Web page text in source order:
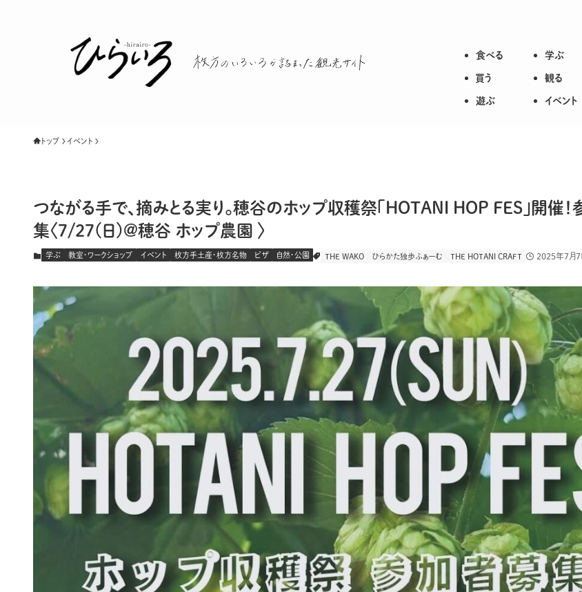
枚方のいろいろが詰まった観光サイト
食べる
買う
遊ぶ
学ぶ
観る
イベント
トップ イベント
つながる手で、摘みとる実り。穂谷のホップ収穫祭「HOTANI HOP FES」開催
集〈7/27(日)@穂谷 ホップ農園 〉
学ぶ 教室・ワークショップ イベント 枚方手土産・枚方名物 ピザ 自然・公園 THE WAKO ひらかた独歩ふぁーむ THE HOTANI CRAFT 2025年7月7